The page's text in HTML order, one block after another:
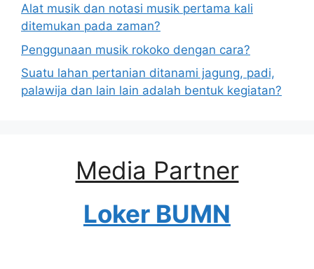
Alat musik dan notasi musik pertama kali
ditemukan pada zaman?
Penggunaan musik rokoko dengan cara?
Suatu lahan pertanian ditanami jagung, padi,
palawija dan lain lain adalah bentuk kegiatan?
Media Partner
Loker BUMN